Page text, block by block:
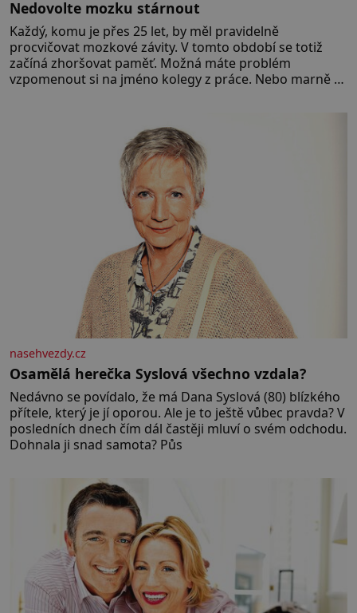
Nedovolte mozku stárnout
Každý, komu je přes 25 let, by měl pravidelně
procvičovat mozkové závity. V tomto období se totiž
začíná zhoršovat paměť. Možná máte problém
vzpomenout si na jméno kolegy z práce. Nebo marně v
rozhodla stávkovat. Cvičte
nasehvezdy.cz
Osamělá herečka Syslová všechno vzdala?
Nedávno se povídalo, že má Dana Syslová (80) blízkého
přítele, který je jí oporou. Ale je to ještě vůbec pravda? V
posledních dnech čím dál častěji mluví o svém odchodu.
Dohnala ji snad samota? Půs